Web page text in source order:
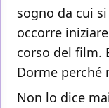
sogno da cui
occorre
corso del film.
Dorme perché
Non lo dice